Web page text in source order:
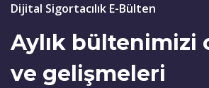
Dijital Sigortacılık E-Bülten
Aylık bültenimizi
ve gelişmeleri